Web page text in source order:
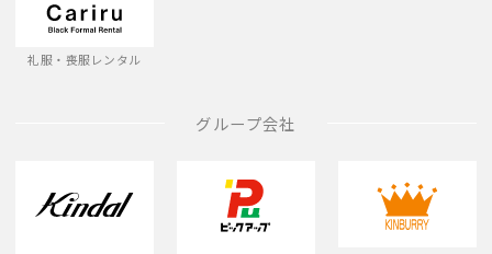
礼服・喪服レンタル
グループ会社